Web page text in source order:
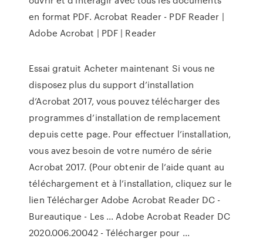
en format PDF. Acrobat Reader - PDF Reader |
Adobe Acrobat | PDF | Reader
Essai gratuit Acheter maintenant Si vous ne
disposez plus du support d’installation
d’Acrobat 2017, vous pouvez télécharger des
programmes d’installation de remplacement
depuis cette page. Pour effectuer l’installation,
vous avez besoin de votre numéro de série
Acrobat 2017. (Pour obtenir de l’aide quant au
téléchargement et à l’installation, cliquez sur le
lien Télécharger Adobe Acrobat Reader DC -
Bureautique - Les ... Adobe Acrobat Reader DC
2020.006.20042 - Télécharger pour ...